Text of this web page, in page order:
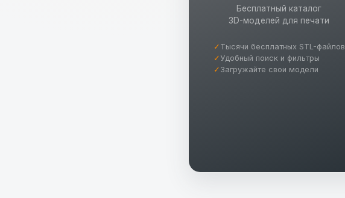
Бесплатный каталог
3D-моделей для печати
✓ Тысячи бесплатных STL-файлов
✓ Удобный поиск и фильтры
✓ Загружайте свои модели